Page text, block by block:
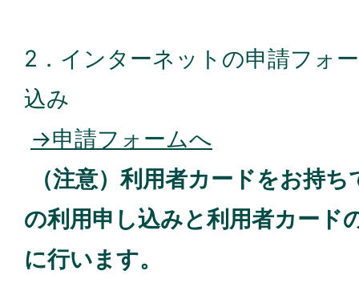
2．インターネットの申請フォ
込み
→申請フォームへ
（注意）利用者カードをお持
の利用申し込みと利用者カード
に行います。